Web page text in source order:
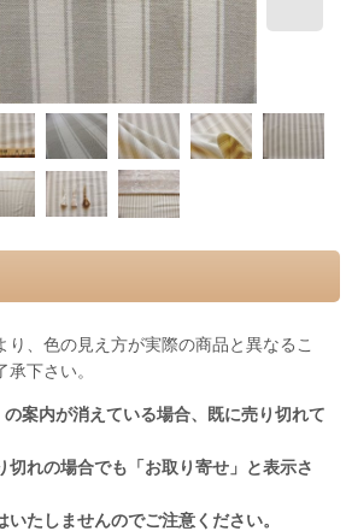
り、色の見え方が実際の商品と異なるこ
下さい。
案内が消えている場合、既に売り切れて
切れの場合でも「お取り寄せ」と表示さ
たしませんのでご注意ください。